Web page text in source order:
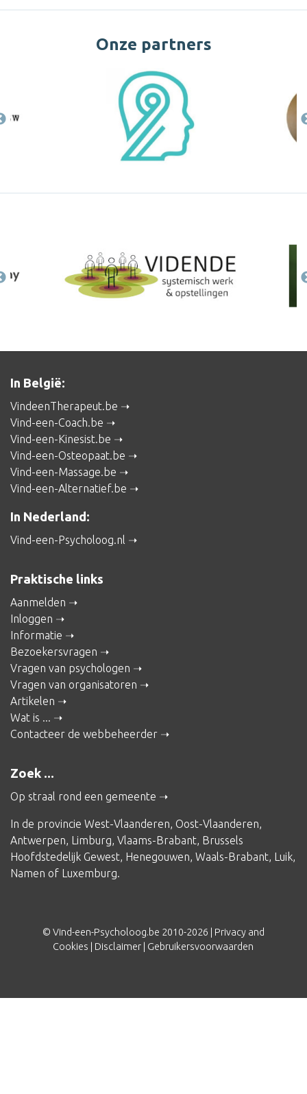
Onze partners
In België:
VindeenTherapeut.be
Vind-een-Coach.be
Vind-een-Kinesist.be
Vind-een-Osteopaat.be
Vind-een-Massage.be
Vind-een-Alternatief.be
In Nederland:
Vind-een-Psycholoog.nl
Praktische links
Aanmelden
Inloggen
Informatie
Bezoekersvragen
Vragen van psychologen
Vragen van organisatoren
Artikelen
Wat is ...
Contacteer de webbeheerder
Zoek ...
Op straal rond een gemeente
In de provincie West-Vlaanderen, Oost-Vlaanderen,
Antwerpen, Limburg, Vlaams-Brabant, Brussels
Hoofdstedelijk Gewest, Henegouwen, Waals-Brabant, Luik,
Namen of Luxemburg.
© Vind-een-Psycholoog.be 2010-2026 | Privacy and
Cookies
Disclaimer Gebruikersvoorwaarden